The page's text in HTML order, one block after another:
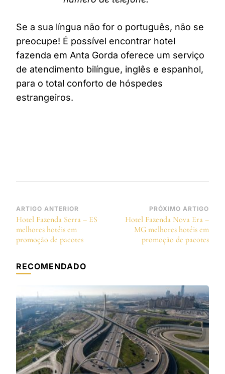
Se a sua língua não for o português, não se
preocupe! É possível encontrar hotel
fazenda em Anta Gorda oferece um serviço
de atendimento bilíngue, inglês e espanhol,
para o total conforto de hóspedes
estrangeiros.
Navegação
de
post
ARTIGO ANTERIOR
Hotel Fazenda Serra – ES
melhores hotéis em
promoção de pacotes
PRÓXIMO ARTIGO
Hotel Fazenda Nova Era –
MG melhores hotéis em
promoção de pacotes
RECOMENDADO